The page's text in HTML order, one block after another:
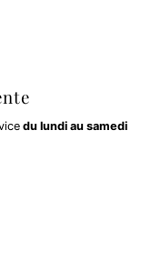
du lundi au samedi